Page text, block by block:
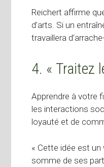
Reichert affirme
d’arts. Si un
travaillera
4. « Traitez
Apprendre à votre
les interactions
loyauté et de
« Cette idée est un
somme de ses